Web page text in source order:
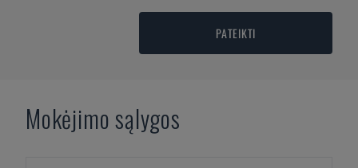
PATEIKTI
Mokėjimo sąlygos